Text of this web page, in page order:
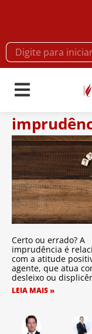
Certo ou errado? A
imprudência é
com a atitude
agente, que atua
desleixo ou
LEIA MAIS »